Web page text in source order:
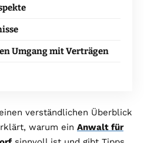
Umgang mit Verträgen
verständlichen Überblick
warum ein Anwalt für